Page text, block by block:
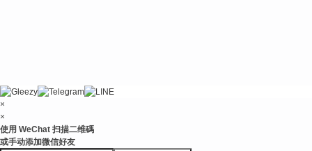
×
×
使用 WeChat 扫描二维碼
或手动添加微信好友